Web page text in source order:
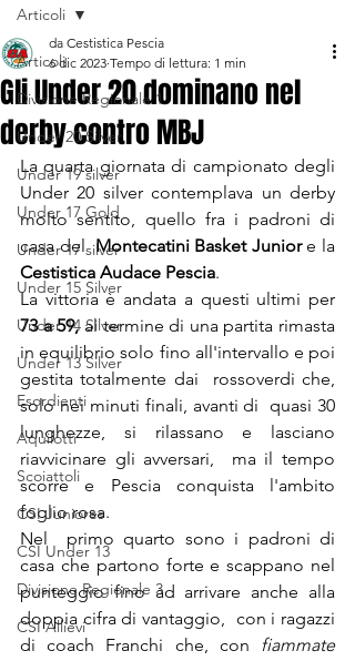
Articoli
Divisione Regionale 1
Under 20 Silver
Under 19 silver
Under 17 Gold
Under 17 silver
Under 15 Silver
Under 14 Silver
Under 13 Silver
Esordienti
Aquilotti
Scoiattoli
CSI Juniores
CSI Under 13
Divisione Regionale 3
CSI Allievi
Articoli
Gli Under 20 dominano nel
derby contro MBJ
da Cestistica Pescia
6 dic 2023 Tempo di lettura: 1 min
La quarta giornata di campionato degli
Under 20 silver contemplava un derby
molto sentito, quello fra i padroni di
casa del Montecatini Basket Junior
Cestistica Audace Pescia.
73 a 59, al termine di una partita rimasta
in equilibrio solo fino all'intervallo e poi
gestita totalmente dai  rossoverdi che,
solo nei minuti finali, avanti di  quasi 30
lunghezze, si rilassano e lasciano
riavvicinare gli avversari,  ma il tempo
scorre e Pescia conquista l'ambito
foglio rosa.
Nel  primo quarto sono i padroni di
casa che partono forte e scappano nel
punteggio fino ad arrivare anche alla
doppia cifra di vantaggio,  con i ragazzi
di coach Franchi che, con
fiammate